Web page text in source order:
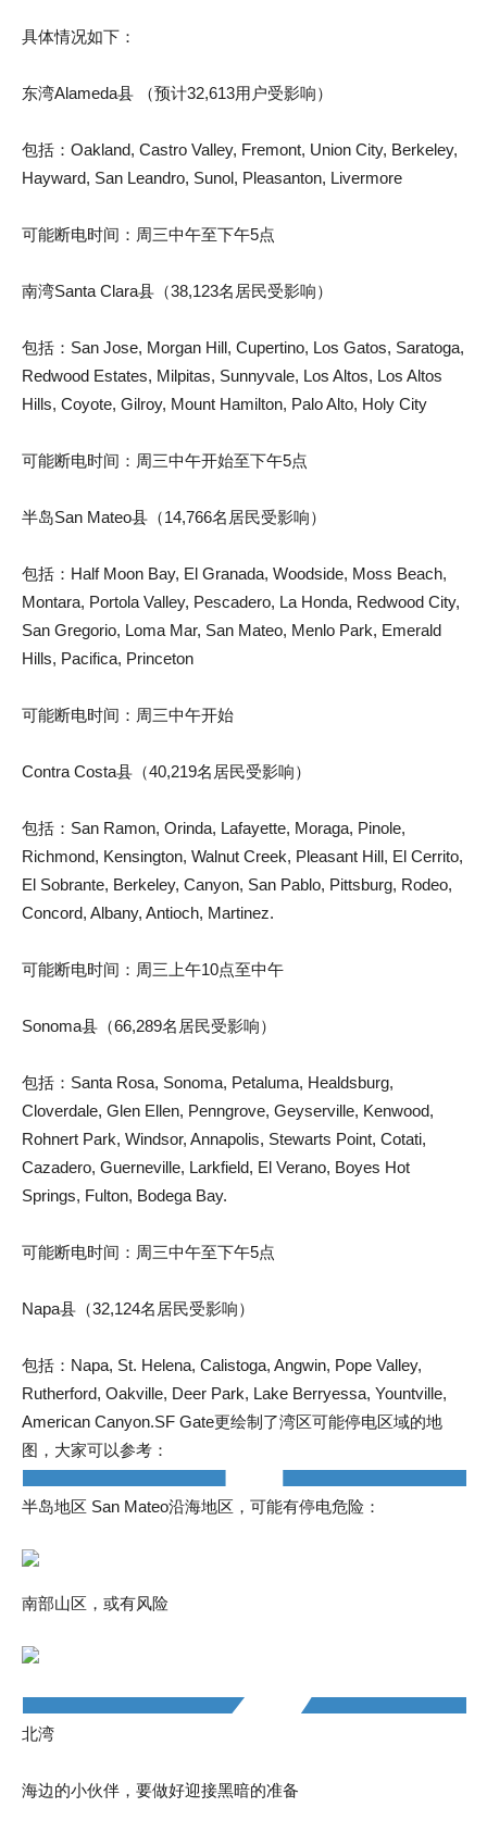
具体情况如下：
东湾Alameda县 （预计32,613用户受影响）
包括：Oakland, Castro Valley, Fremont, Union City, Berkeley,
Hayward, San Leandro, Sunol, Pleasanton, Livermore
可能断电时间：周三中午至下午5点
南湾Santa Clara县（38,123名居民受影响）
包括：San Jose, Morgan Hill, Cupertino, Los Gatos, Saratoga,
Redwood Estates, Milpitas, Sunnyvale, Los Altos, Los Altos
Hills, Coyote, Gilroy, Mount Hamilton, Palo Alto, Holy City
可能断电时间：周三中午开始至下午5点
半岛San Mateo县（14,766名居民受影响）
包括：Half Moon Bay, El Granada, Woodside, Moss Beach,
Montara, Portola Valley, Pescadero, La Honda, Redwood City,
San Gregorio, Loma Mar, San Mateo, Menlo Park, Emerald
Hills, Pacifica, Princeton
可能断电时间：周三中午开始
Contra Costa县（40,219名居民受影响）
包括：San Ramon, Orinda, Lafayette, Moraga, Pinole,
Richmond, Kensington, Walnut Creek, Pleasant Hill, El Cerrito,
El Sobrante, Berkeley, Canyon, San Pablo, Pittsburg, Rodeo,
Concord, Albany, Antioch, Martinez.
可能断电时间：周三上午10点至中午
Sonoma县（66,289名居民受影响）
包括：Santa Rosa, Sonoma, Petaluma, Healdsburg,
Cloverdale, Glen Ellen, Penngrove, Geyserville, Kenwood,
Rohnert Park, Windsor, Annapolis, Stewarts Point, Cotati,
Cazadero, Guerneville, Larkfield, El Verano, Boyes Hot
Springs, Fulton, Bodega Bay.
可能断电时间：周三中午至下午5点
Napa县（32,124名居民受影响）
包括：Napa, St. Helena, Calistoga, Angwin, Pope Valley,
Rutherford, Oakville, Deer Park, Lake Berryessa, Yountville,
American Canyon.SF Gate更绘制了湾区可能停电区域的地
图，大家可以参考：
半岛地区 San Mateo沿海地区，可能有停电危险：
南部山区，或有风险
北湾
海边的小伙伴，要做好迎接黑暗的准备